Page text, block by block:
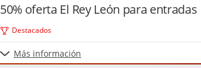
Destacados
50% oferta El Rey León para entradas
Más información